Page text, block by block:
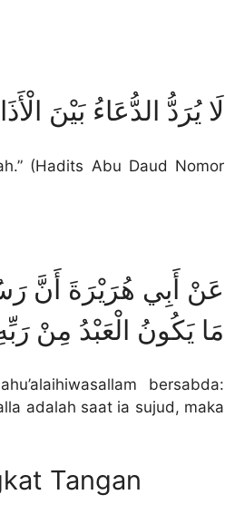
لَا يُرَدُّ الدُّعَاءُ بَيْنَ
(Hadits Abu Daud Nomor
مَا يَكُونُ الْعَبْدُ مِنْ
bersabda:
adalah saat ia sujud, maka
Tangan